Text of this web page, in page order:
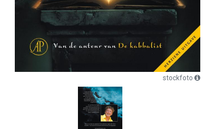
stockfoto